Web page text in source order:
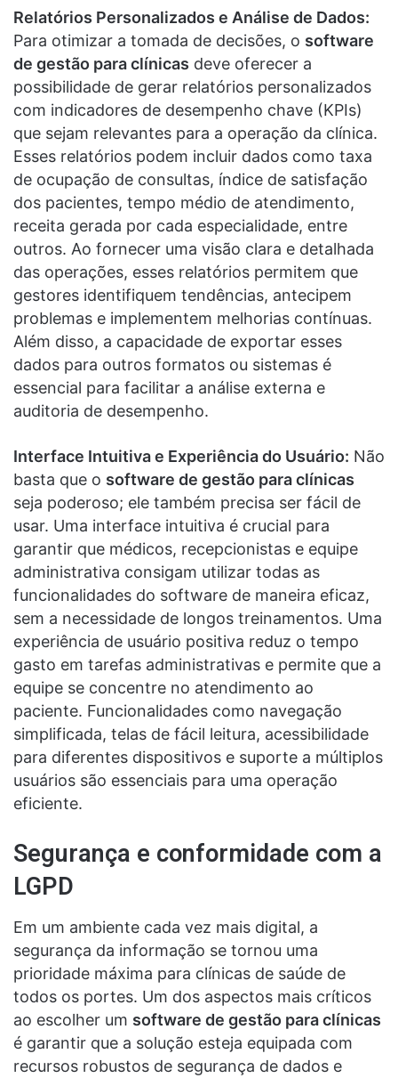
Relatórios Personalizados e Análise de Dados:
Para otimizar a tomada de decisões, o software
de gestão para clínicas deve oferecer a
possibilidade de gerar relatórios personalizados
com indicadores de desempenho chave (KPIs)
que sejam relevantes para a operação da clínica.
Esses relatórios podem incluir dados como taxa
de ocupação de consultas, índice de satisfação
dos pacientes, tempo médio de atendimento,
receita gerada por cada especialidade, entre
outros. Ao fornecer uma visão clara e detalhada
das operações, esses relatórios permitem que
gestores identifiquem tendências, antecipem
problemas e implementem melhorias contínuas.
Além disso, a capacidade de exportar esses
dados para outros formatos ou sistemas é
essencial para facilitar a análise externa e
auditoria de desempenho.
Interface Intuitiva e Experiência do Usuário: Não
basta que o software de gestão para clínicas
seja poderoso; ele também precisa ser fácil de
usar. Uma interface intuitiva é crucial para
garantir que médicos, recepcionistas e equipe
administrativa consigam utilizar todas as
funcionalidades do software de maneira eficaz,
sem a necessidade de longos treinamentos. Uma
experiência de usuário positiva reduz o tempo
gasto em tarefas administrativas e permite que a
equipe se concentre no atendimento ao
paciente. Funcionalidades como navegação
simplificada, telas de fácil leitura, acessibilidade
para diferentes dispositivos e suporte a múltiplos
usuários são essenciais para uma operação
eficiente.
Segurança e conformidade com a
LGPD
Em um ambiente cada vez mais digital, a
segurança da informação se tornou uma
prioridade máxima para clínicas de saúde de
todos os portes. Um dos aspectos mais críticos
ao escolher um software de gestão para clínicas
é garantir que a solução esteja equipada com
recursos robustos de segurança de dados e